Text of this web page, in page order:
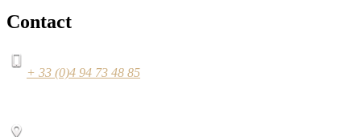
Contact
+ 33 (0)4 94 73 48 85